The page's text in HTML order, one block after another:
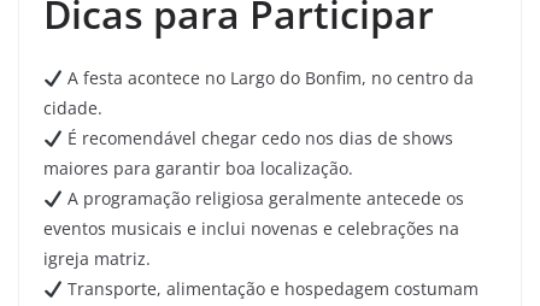
Dicas para Participar
A festa acontece no Largo do Bonfim, no centro da
cidade.
É recomendável chegar cedo nos dias de shows
maiores para garantir boa localização.
A programação religiosa geralmente antecede os
eventos musicais e inclui novenas e celebrações na
igreja matriz.
Transporte, alimentação e hospedagem costumam